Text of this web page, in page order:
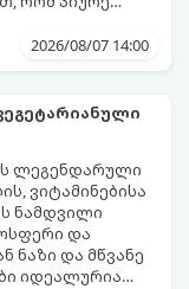
2026/08/07 14:00
ლეგენდარული
ვიტამინებისა
ნამდვილი
და
ნაზი და მწვანე
იდეალურია